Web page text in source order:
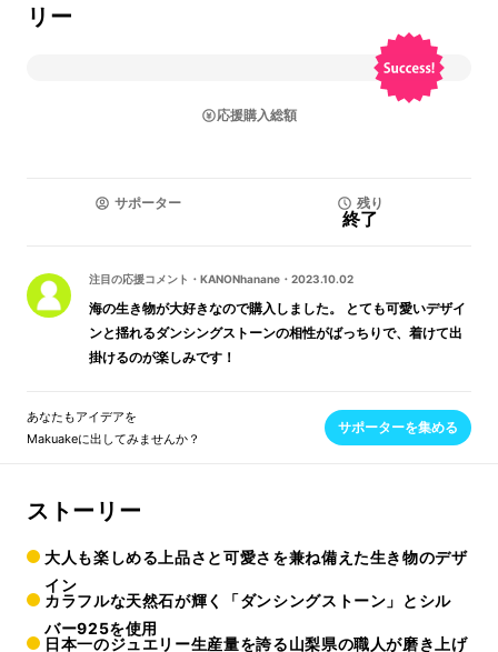
リー
応援購入総額
サポーター 残り
終了
注目の応援コメント ・ KANONhanane ・ 2023.10.02
海の生き物が大好きなので購入しました。 とても可愛いデザイ
ンと揺れるダンシングストーンの相性がばっちりで、着けて出
掛けるのが楽しみです！
あなたもアイデアを
Makuakeに出してみませんか？
サポーターを集める
ストーリー
大人も楽しめる上品さと可愛さを兼ね備えた生き物のデザ
イン
カラフルな天然石が輝く「ダンシングストーン」とシル
バー925を使用
日本一のジュエリー生産量を誇る山梨県の職人が磨き上げ